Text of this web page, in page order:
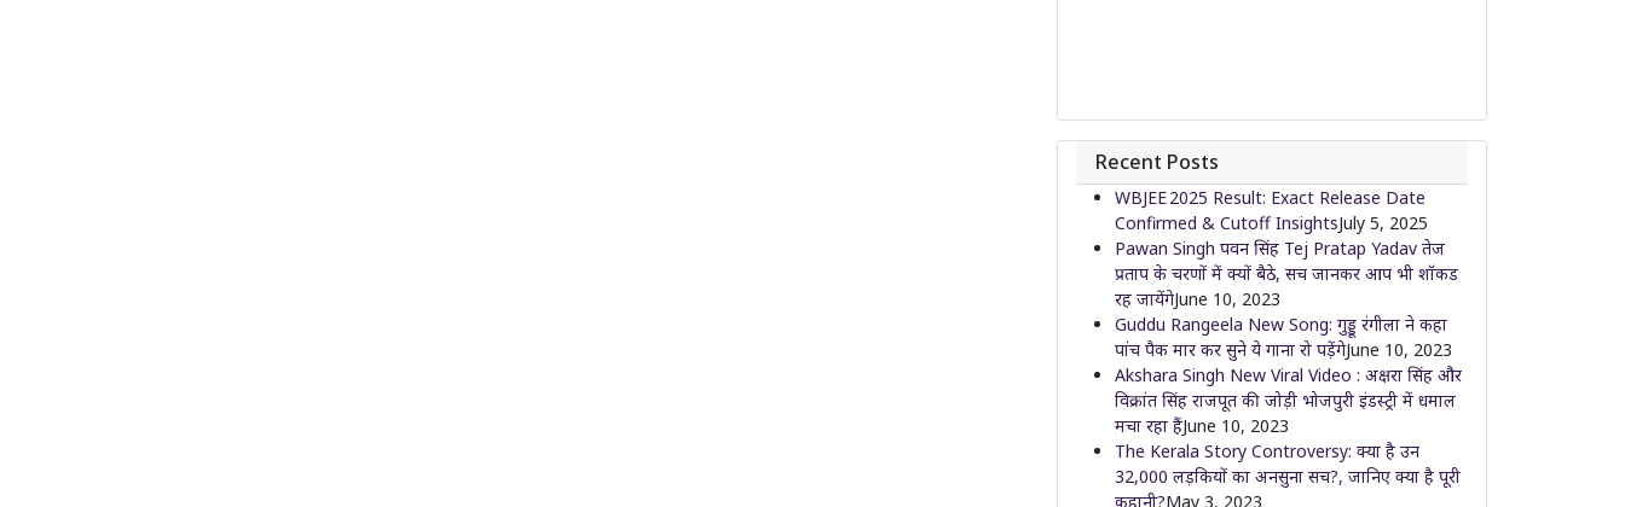
Recent Posts
WBJEE 2025 Result: Exact Release Date
Confirmed & Cutoff InsightsJuly 5, 2025
Pawan Singh पवन सिंह Tej Pratap Yadav तेज
प्रताप के चरणों में क्यों बैठे, सच जानकर आप भी शॉकड
रह जायेंगेJune 10, 2023
Guddu Rangeela New Song: गुड्डू रंगीला ने कहा
पांच पैक मार कर सुने ये गाना रो पड़ेंगेJune 10, 2023
Akshara Singh New Viral Video : अक्षरा सिंह और
विक्रांत सिंह राजपूत की जोड़ी भोजपुरी इंडस्ट्री में धमाल
मचा रहा हैंJune 10, 2023
The Kerala Story Controversy: क्या है उन
32,000 लड़कियों का अनसुना सच?, जानिए क्या है पूरी
कहानी?May 3, 2023